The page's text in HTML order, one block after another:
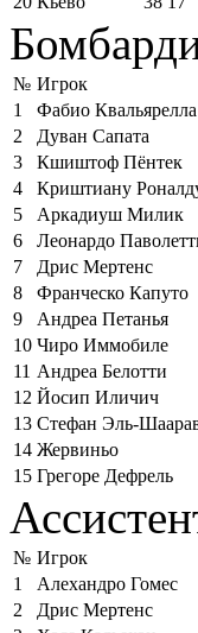
№ Игрок
1
Фабио Квальярелла
2
Дуван Сапата
3
Кшиштоф Пёнтек
4
Криштиану
5
Аркадиуш Милик
6
Леонардо
7
Дрис Мертенс
8
Франческо Капуто
9
Андреа Петанья
10 Чиро Иммобиле
11 Андреа Белотти
12 Йосип Иличич
13 Стефан Эль-
14 Жервиньо
15 Грегоре Дефрель
№ Игрок
1
Алехандро Гомес
2
Дрис Мертенс